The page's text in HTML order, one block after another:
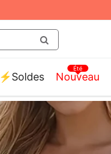
⚡️Soldes Nouveau
Été